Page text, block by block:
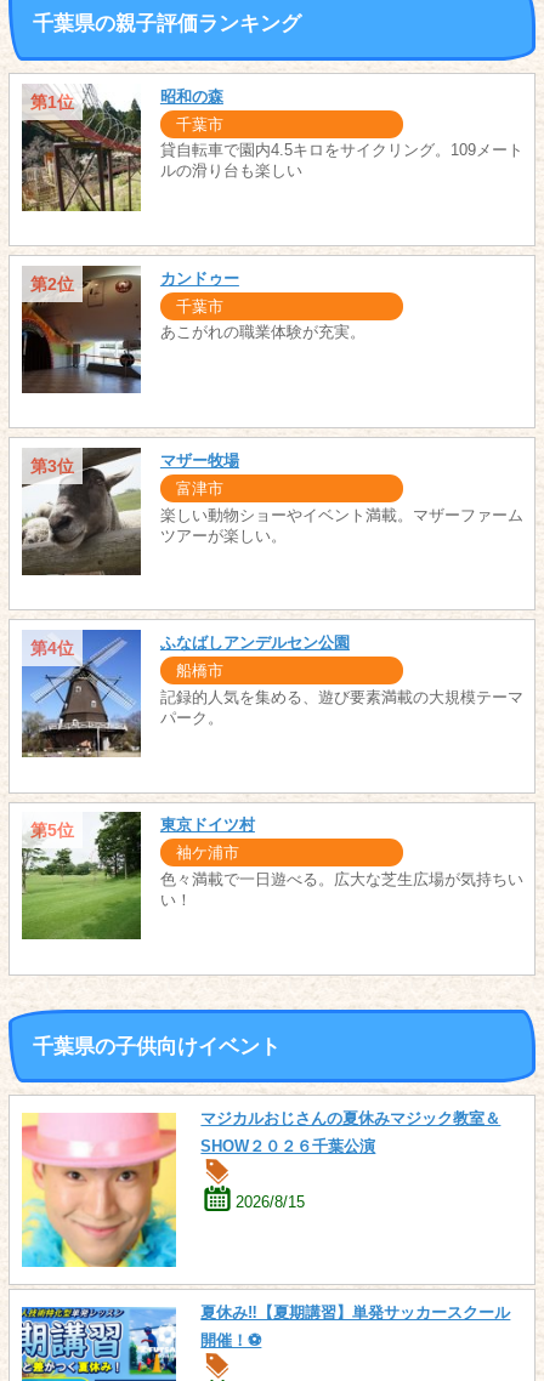
千葉県の親子評価ランキング
第1位 昭和の森
千葉市
貸自転車で園内4.5キロをサイクリング。109メート
ルの滑り台も楽しい
第2位 カンドゥー
千葉市
あこがれの職業体験が充実。
第3位 マザー牧場
富津市
楽しい動物ショーやイベント満載。マザーファーム
ツアーが楽しい。
第4位 ふなばしアンデルセン公園
船橋市
記録的人気を集める、遊び要素満載の大規模テーマ
パーク。
第5位 東京ドイツ村
袖ケ浦市
色々満載で一日遊べる。広大な芝生広場が気持ちい
い！
千葉県の子供向けイベント
マジカルおじさんの夏休みマジック教室＆
SHOW２０２６千葉公演
2026/8/15
夏休み‼【夏期講習】単発サッカースクール
開催！⚽